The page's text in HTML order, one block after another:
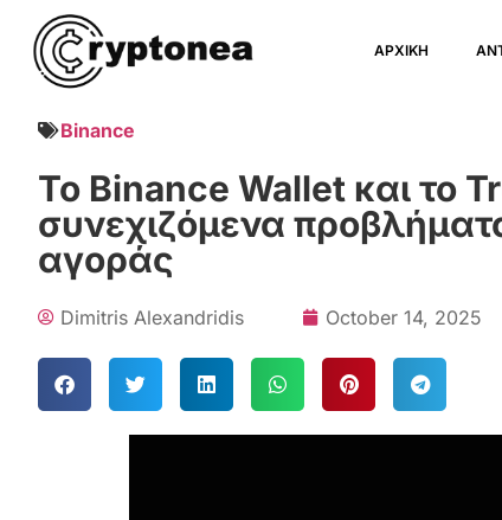
ΑΡΧΙΚΗ
Binance
Το Binance Wallet και το
συνεχιζόμενα
αγοράς
Dimitris Alexandridis October 14, 2025